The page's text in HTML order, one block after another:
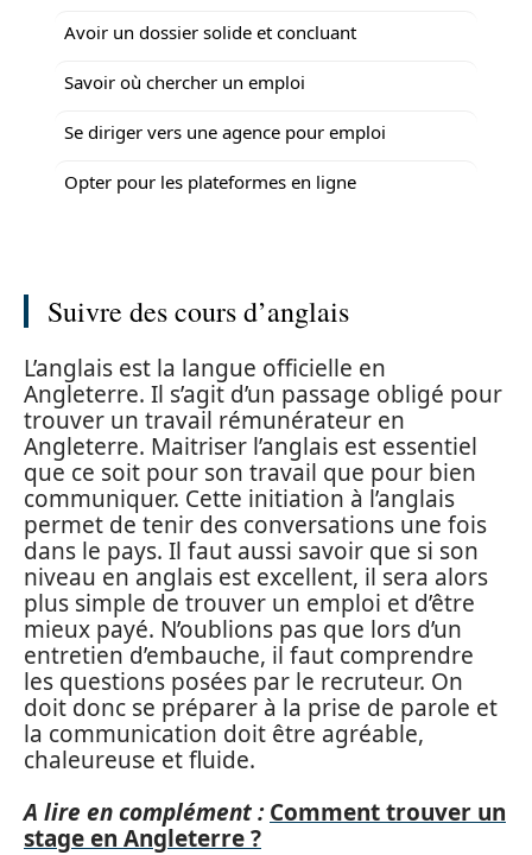
Avoir un dossier solide et concluant
Savoir où chercher un emploi
Se diriger vers une agence pour emploi
Opter pour les plateformes en ligne
Suivre des cours d’anglais
L’anglais est la langue officielle en
Angleterre. Il s’agit d’un passage obligé pour
trouver un travail rémunérateur en
Angleterre. Maitriser l’anglais est essentiel
que ce soit pour son travail que pour bien
communiquer. Cette initiation à l’anglais
permet de tenir des conversations une fois
dans le pays. Il faut aussi savoir que si son
niveau en anglais est excellent, il sera alors
plus simple de trouver un emploi et d’être
mieux payé. N’oublions pas que lors d’un
entretien d’embauche, il faut comprendre
les questions posées par le recruteur. On
doit donc se préparer à la prise de parole et
la communication doit être agréable,
chaleureuse et fluide.
A lire en complément : Comment trouver un
stage en Angleterre ?